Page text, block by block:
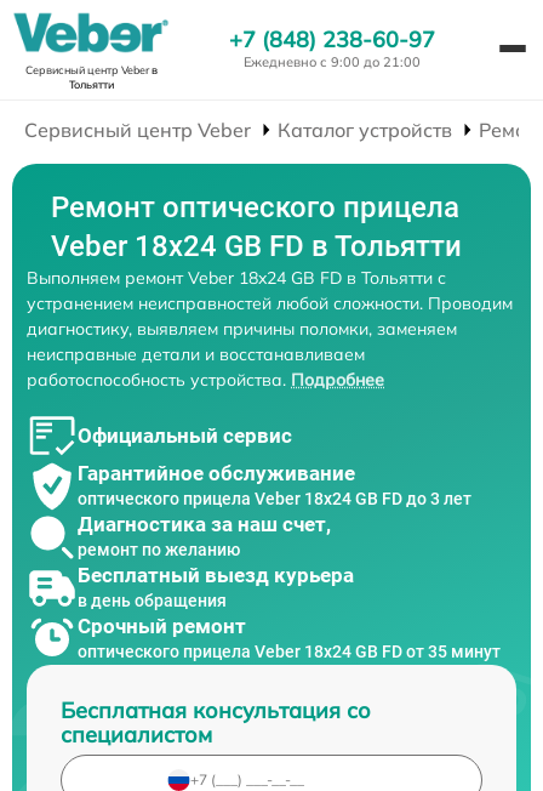
Сервисный центр Veberв
Тольятти
+7 (848) 238-60-97
Ежедневно с 9:00 до 21:00
Сервисный центр Veber Каталог устройств
Ремонт оптического прицела
Veber 18x24 GB FD в Тольятти
Выполняем ремонт Veber 18x24 GB FD в Тольятти с
устранением неисправностей любой сложности. Проводим
диагностику, выявляем причины поломки, заменяем
неисправные детали и восстанавливаем
работоспособность устройства. Подробнее
Официальный сервис
Гарантийное обслуживание
оптического прицела Veber 18x24 GB FD до 3 лет
Диагностика за наш счет,
ремонт по желанию
Бесплатный выезд курьера
в день обращения
Срочный ремонт
оптического прицела Veber 18x24 GB FD от 35 минут
Бесплатная консультация со
специалистом